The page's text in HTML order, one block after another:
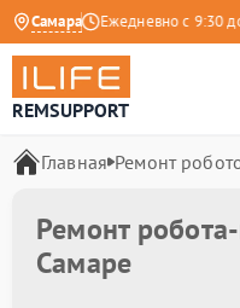
Самара
Яндекс Ежедневно с 9:30 до
REMSUPPORT
Главная Ремонт
Ремонт
Самаре